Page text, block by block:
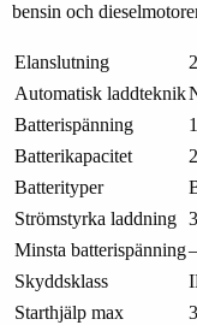
bensin och
Elanslutning
Automatisk laddteknik
Batterispänning
Batterikapacitet
Batterityper
Strömstyrka laddning
Minsta batterispänning–
Skyddsklass
Starthjälp max